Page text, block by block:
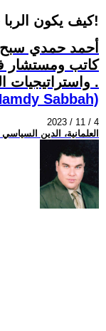
كيف يكون الربا حرام ، والسبي والغنائم حلال؟!
أحمد حمدي سبح
كاتب ومستشار
واستراتيجيات التنمية المجتمعية .
Sabbah)
2023 / 11 / 4
العلمانية، الدين